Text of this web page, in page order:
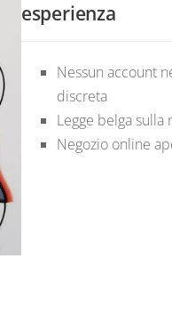
esperienza
Nessun account
discreta
Legge belga sulla
Negozio online